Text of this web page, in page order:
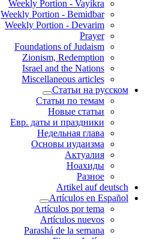
Weekly Portion - Vayikra
Weekly Portion - Bemidbar
Weekly Portion - Devarim
Prayer
Foundations of Judaism
Zionism, Redemption
Israel and the Nations
Miscellaneous articles
Статьи на русском
Статьи по темам
Новые статьи
Евр. даты и праздники
Недельная глава
Основы иудаизма
Актуалия
Ноахиды
Разное
Artikel auf deutsch
Artículos en Español
Artículos por tema
Artículos nuevos
Parashá de la semana